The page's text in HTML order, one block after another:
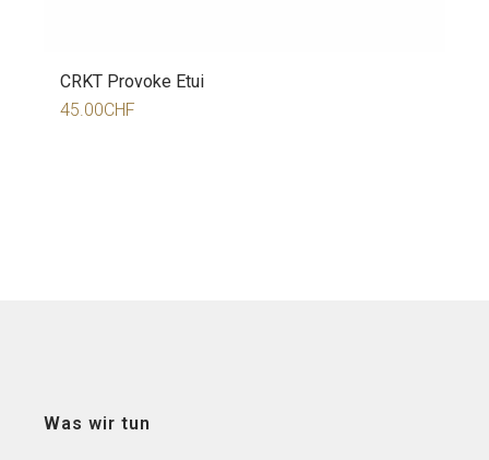
CRKT Provoke Etui
45.00CHF
Was wir tun